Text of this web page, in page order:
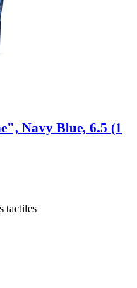
Navy Blue, 6.5 (1
tactiles